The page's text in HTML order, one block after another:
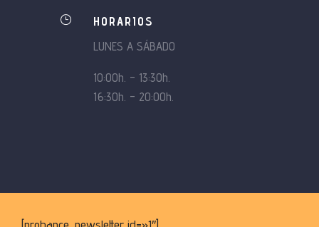
}
HORARIOS
LUNES A SÁBADO
10:00h. – 13:30h.
16:30h. – 20:00h.